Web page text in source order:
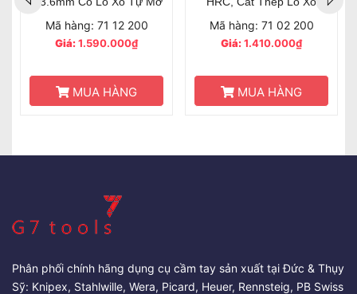
Mã hàng: 71 12 200
Giá:1.590.000₫
MUA HÀNG
Ø3.6mm
Mã hàng: 71 02 200
Giá:1.410.000₫
MUA HÀNG
Phân phối chính hãng dụng cụ cầm tay sản xuất tại Đức & Thụy
Sỹ: Knipex, Stahlwille, Wera, Picard, Heuer, Rennsteig, PB Swiss